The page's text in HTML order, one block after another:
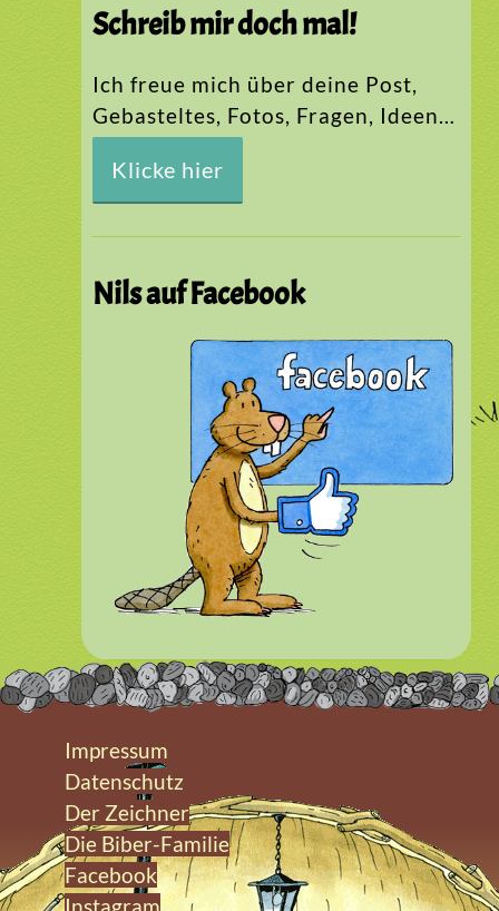
Schreib mir doch mal!
Ich freue mich über deine Post,
Gebasteltes, Fotos, Fragen, Ideen…
Klicke hier
Nils auf Facebook
Impressum
Datenschutz
Der Zeichner
Die Biber-Familie
Facebook
Instagram